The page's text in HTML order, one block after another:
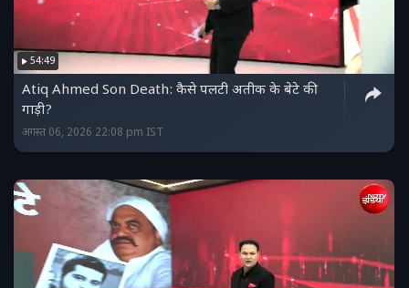
54:49
Atiq Ahmed Son Death: कैसे पलटी अतीक के बेटे की
गाड़ी?
अगस्त 06, 2026 22:08 pm IST